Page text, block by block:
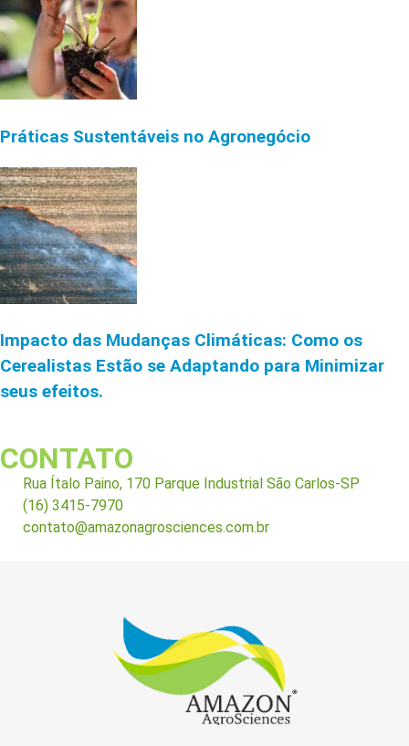
Práticas Sustentáveis no Agronegócio
Impacto das Mudanças Climáticas: Como os
Cerealistas Estão se Adaptando para Minimizar
seus efeitos.
CONTATO
Rua Ítalo Paino, 170 Parque Industrial São Carlos-SP
(16) 3415-7970
contato@amazonagrosciences.com.br